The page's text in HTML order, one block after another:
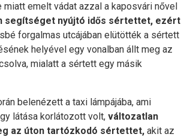
emelt vádat azzal a kaposvári nővel
segítséget nyújtó idős sértettet, ezért
forgalmas utcájában elütötték a sértett
helyével egy vonalban állt meg az
mialatt a sértett egy másik
belenézett a taxi lámpájába, ami
látása korlátozott volt, változatlan
az úton tartózkodó sértettet, akit az